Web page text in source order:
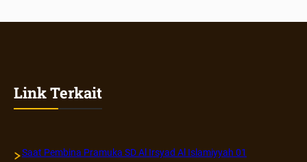
Link Terkait
Saat Pembina Pramuka SD Al Irsyad Al Islamiyyah 01